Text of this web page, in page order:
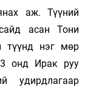
аж. Түүний
асан Тони
түүнд нэг мөр
онд Ирак руу
удирдлагаар